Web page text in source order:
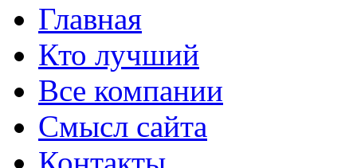
Главная
Кто лучший
Все компании
Смысл сайта